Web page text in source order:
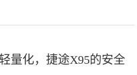
量化，捷途X95的安全